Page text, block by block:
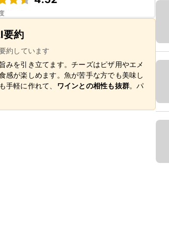
要約
約しています
みを引き立てます。チーズはピザ用やエメ
感が楽しめます。魚が苦手な方でも美味し
手軽に作れて、 ワインとの相性も抜群。パ